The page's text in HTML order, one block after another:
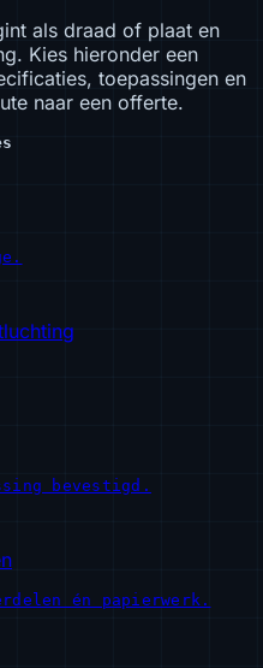
als draad of plaat en
Kies hieronder een
toepassingen en
naar een offerte.
bevestigd.
én papierwerk.